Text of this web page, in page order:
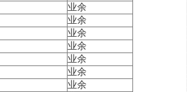
业余
业余
业余
业余
业余
业余
业余